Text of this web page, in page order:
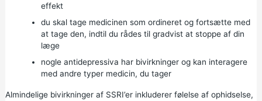
effekt
du skal tage medicinen som ordineret og fortsætte med
at tage den, indtil du rådes til gradvist at stoppe af din
læge
nogle antidepressiva har bivirkninger og kan interagere
med andre typer medicin, du tager
Almindelige bivirkninger af SSRI’er inkluderer følelse af ophidselse,